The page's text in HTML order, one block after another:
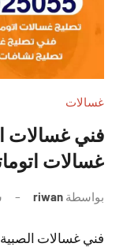
غسالات
غسالات
بواسطة riwan
فني غسالات